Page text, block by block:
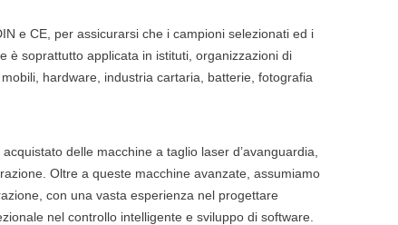
e CE, per assicurarsi che i campioni selezionati ed i
è soprattutto applicata in istituti, organizzazioni di
hardware, industria cartaria, batterie, fotografia
delle macchine a taglio laser d’avanguardia,
Oltre a queste macchine avanzate, assumiamo
con una vasta esperienza nel progettare
nel controllo intelligente e sviluppo di software.